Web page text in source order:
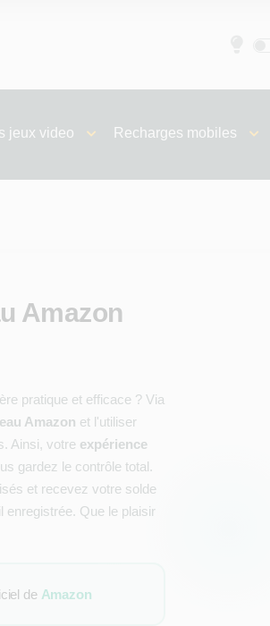
jeux video Recharges mobiles
Amazon
pratique et efficace ? Via
Amazon et l'utiliser
Ainsi, votre expérience
gardez le contrôle total.
et recevez votre solde
Que le plaisir
de Amazon